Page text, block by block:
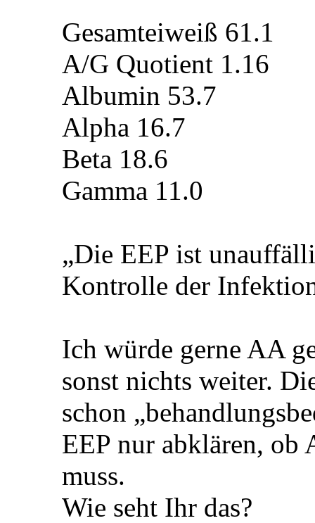
Gesamteiweiß 61.1
A/G Quotient 1.16
Albumin 53.7
Alpha 16.7
Beta 18.6
Gamma 11.0
„Die EEP ist
Kontrolle der
Ich würde gerne AA
sonst nichts weiter.
schon
EEP nur abklären, ob
muss.
Wie seht Ihr das?